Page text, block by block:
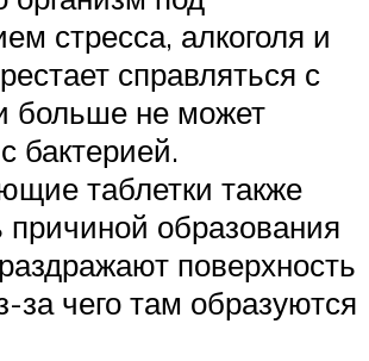
стресса, алкоголя и
справляться с
больше не может
бактерией.
таблетки также
причиной образования
поверхность
за чего там образуются